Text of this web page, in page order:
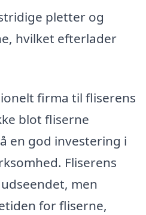
pletter og
hvilket efterlader
firma til fliserens
blot fliserne
en god investering i
Fliserens
men
for fliserne,